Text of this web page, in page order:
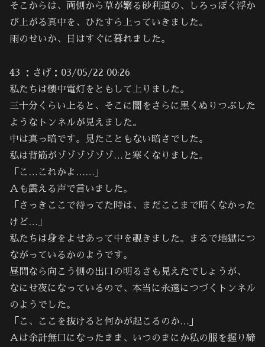
そこからは、両側から草が繁る砂利道の、しろっぽく浮か
び上がる真中を、ひたすら上っていきました。
雨のせいか、日はすぐに暮れました。
43 ：さげ：03/05/22 00:26
私たちは懐中電灯をともして上りました。
三十分くらい上ると、そこに闇をさらに黒くぬりつぶした
ようなトンネルが見えました。
中は真っ暗です。見たこともない暗さでした。
私は背筋がゾゾゾゾゾゾ…と寒くなりました。
「こ…これかよ……」
Ａも震える声で言いました。
「さっきここで待ってた時は、まだここまで暗くなかった
けど…」
私たちは身をよせあって中を覗きました。まるで地獄につ
ながっているかのようです。
昼間なら向こう側の出口の明るさも見えたでしょうが、
なにせ夜になっているので、本当に永遠につづくトンネル
のようでした。
「こ、ここを抜けると何かが起こるのか…」
Ａは余計無口になったまま、いつのまにか私の服を握り締